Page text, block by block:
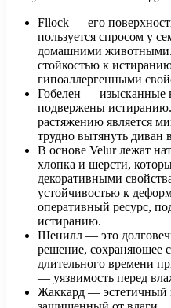
Fllock — его
пользуется спросом у
домашними животными.
стойкостью к
гипоаллергенными
Гобелен — изысканные
подвержены
растяжению является
трудно вытянуть диван
В основе Velur лежат
хлопка и шерсти,
декоративными
устойчивостью к
оперативный ресурс,
истиранию.
Шенилл — это
решение, сохраняющее
длительного времени
— уязвимость перед
Жаккард —